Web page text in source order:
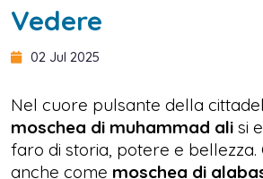
Vedere
02 Jul 2025
Nel cuore pulsante della
moschea di muhammad ali si
faro di storia, potere e bellezza.
anche come moschea di